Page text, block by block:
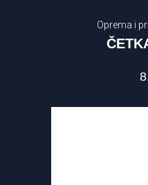
Oprema i